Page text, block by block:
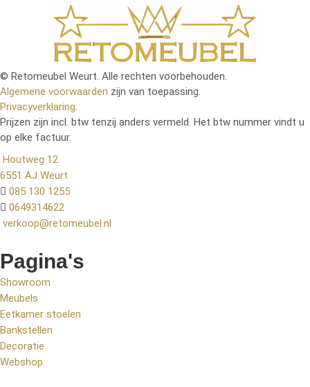
© Retomeubel Weurt. Alle rechten voorbehouden.
Algemene voorwaarden zijn van toepassing.
Privacyverklaring.
Prijzen zijn incl. btw tenzij anders vermeld. Het btw nummer vindt u
op elke factuur.
Houtweg 12
6551 AJ Weurt
085 130 1255
0649314622
verkoop@retomeubel.nl
Pagina's
Showroom
Meubels
Eetkamer stoelen
Bankstellen
Decoratie
Webshop